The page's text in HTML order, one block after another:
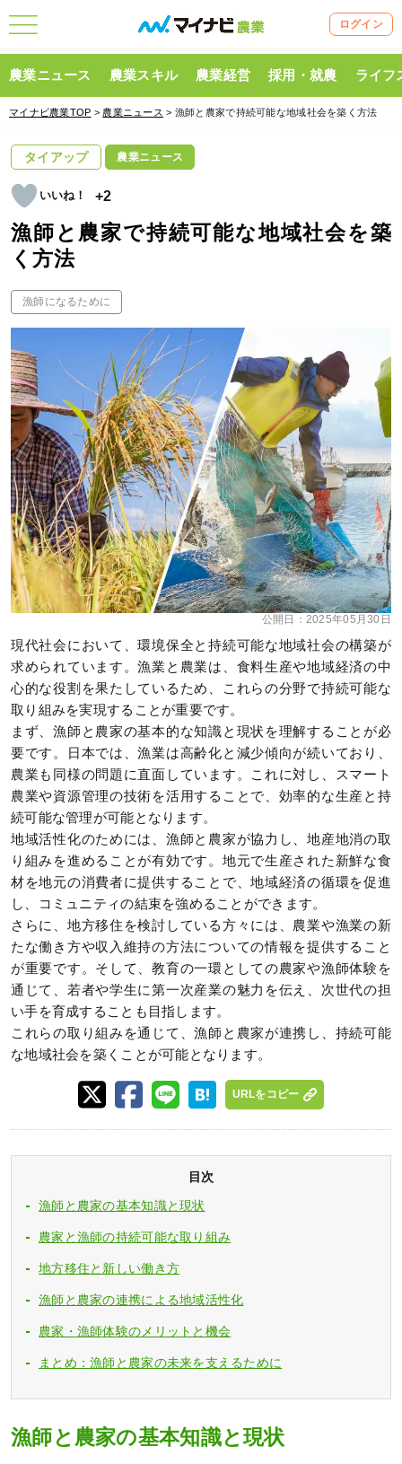
ログイン
農業ニュース 農業スキル 農業経営 採用・就農 ライフ
マイナビ農業TOP > 農業ニュース > 漁師と農家で持続可能な地域社会を築く方法
タイアップ 農業ニュース
+2
漁師と農家で持続可能な地域社会を築
く方法
漁師になるために
公開日： 2025年05月30日
現代社会において、環境保全と持続可能な地域社会の構築が
求められています。漁業と農業は、食料生産や地域経済の中
心的な役割を果たしているため、これらの分野で持続可能な
取り組みを実現することが重要です。
まず、漁師と農家の基本的な知識と現状を理解することが必
要です。日本では、漁業は高齢化と減少傾向が続いており、
農業も同様の問題に直面しています。これに対し、スマート
農業や資源管理の技術を活用することで、効率的な生産と持
続可能な管理が可能となります。
地域活性化のためには、漁師と農家が協力し、地産地消の取
り組みを進めることが有効です。地元で生産された新鮮な食
材を地元の消費者に提供することで、地域経済の循環を促進
し、コミュニティの結束を強めることができます。
さらに、地方移住を検討している方々には、農業や漁業の新
たな働き方や収入維持の方法についての情報を提供すること
が重要です。そして、教育の一環としての農家や漁師体験を
通じて、若者や学生に第一次産業の魅力を伝え、次世代の担
い手を育成することも目指します。
これらの取り組みを通じて、漁師と農家が連携し、持続可能
な地域社会を築くことが可能となります。
URLをコピー
目次
漁師と農家の基本知識と現状
農家と漁師の持続可能な取り組み
地方移住と新しい働き方
漁師と農家の連携による地域活性化
農家・漁師体験のメリットと機会
まとめ：漁師と農家の未来を支えるために
漁師と農家の基本知識と現状